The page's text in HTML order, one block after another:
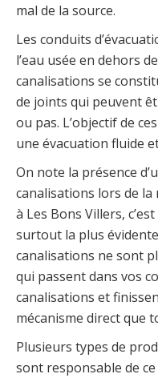
mal de la source.
Les conduits
l’eau usée en dehors
canalisations se
de joints qui peuvent
ou pas. L’objectif de
une évacuation fluide
On note la présence
canalisations lors de
à Les Bons Villers,
surtout la plus
canalisations ne sont
qui passent dans vos
canalisations et
mécanisme direct que
Plusieurs types de
sont responsable de